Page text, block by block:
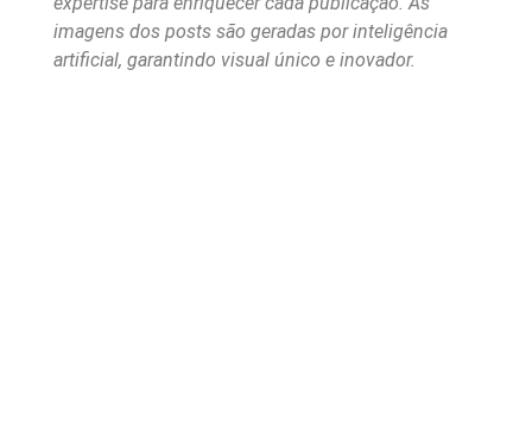
imagens dos posts são geradas por inteligência
artificial, garantindo visual único e inovador.